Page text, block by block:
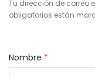
Tu dirección de correo
obligatorios están
Nombre *